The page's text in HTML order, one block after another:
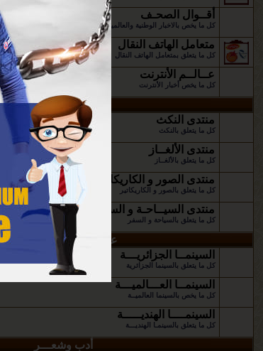
أقــوال الصحـف
كل ما يخص بالاخبار الوطنية والعالمية
متعامل الهاتف النقال
كل ما يتعلق بمتعامل الهاتف النقال
عــالــم الأنترنت
كل ما يخص أخبار الأنترنت
قســم الترفيــــه
منتدى النكث
كل ما يتعلق بالنكث
منتدى الألغــاز
كل ما يتعلق بالألغــاز
منتدى الصور و الكاريكاتير
كل ما يتعلق بالصور و الكاريكاتير
منتدى السيــاحـة و السفـر
كل ما يتعلق بالسياحة و السفر
عـــالـم الفـن و السينما
السينمــا الجزائريـــة
كل ما يتعلق بالسينما الجزائرية
السينمــا العـــالميـــة
كل ما يخص بالسينما العالميــة
السينمــــا الهنديـــــة
كل ما يتعلق بالسينمـا الهنديـــة
أدب وشعـــر